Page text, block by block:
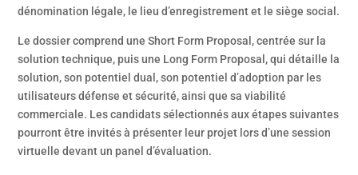
dénomination légale, le lieu d’enregistrement et le siège social.
Le dossier comprend une Short Form Proposal, centrée sur la
solution technique, puis une Long Form Proposal, qui détaille la
solution, son potentiel dual, son potentiel d’adoption par les
utilisateurs défense et sécurité, ainsi que sa viabilité
commerciale. Les candidats sélectionnés aux étapes suivantes
pourront être invités à présenter leur projet lors d’une session
virtuelle devant un panel d’évaluation.